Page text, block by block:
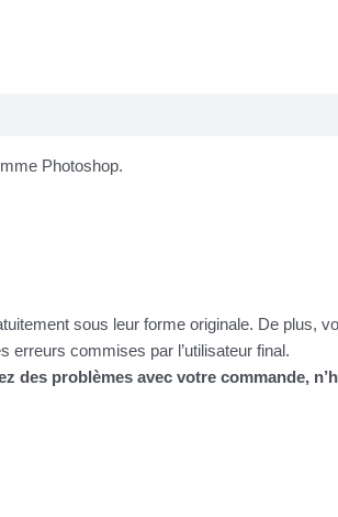
Photoshop.
sous leur forme originale. De plus,
erreurs commises par l’utilisateur final.
des problèmes avec votre commande,